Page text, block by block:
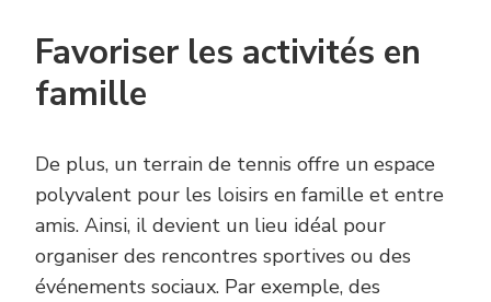
Favoriser les activités en
famille
De plus, un terrain de tennis offre un espace
polyvalent pour les loisirs en famille et entre
amis. Ainsi, il devient un lieu idéal pour
organiser des rencontres sportives ou des
événements sociaux. Par exemple, des